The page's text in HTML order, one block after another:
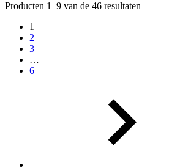
Producten 1–9 van de 46 resultaten
1
2
3
…
6